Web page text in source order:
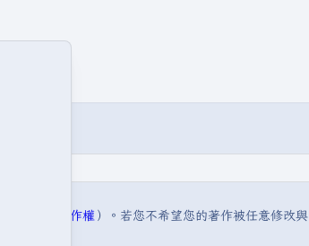
見 說明:著作權 ）。若您不希望您的著作被任意修改與